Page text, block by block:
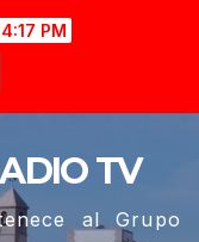
PM
TV
al Grupo